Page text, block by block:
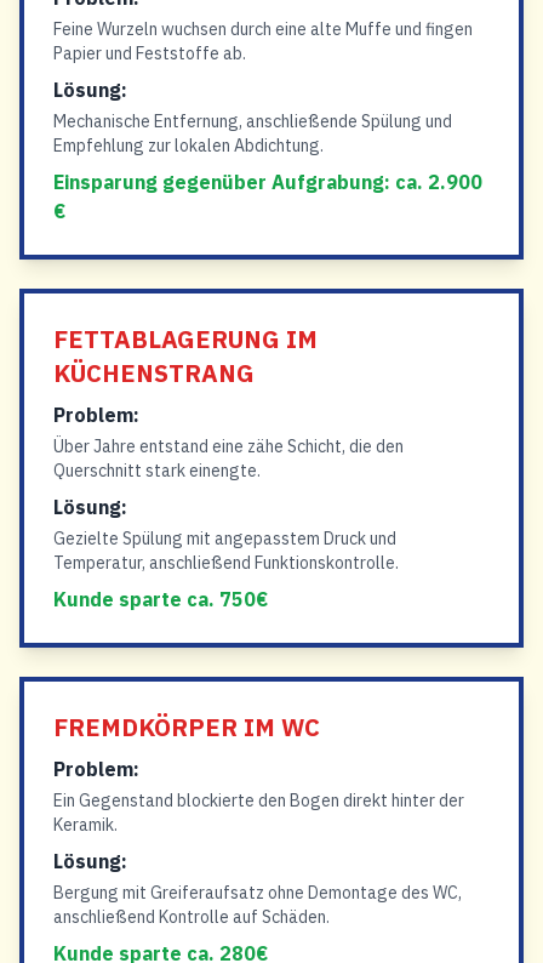
Feine Wurzeln wuchsen durch eine alte Muffe und fingen
Papier und Feststoffe ab.
Lösung:
Mechanische Entfernung, anschließende Spülung und
Empfehlung zur lokalen Abdichtung.
Einsparung gegenüber Aufgrabung: ca. 2.900
€
FETTABLAGERUNG IM
KÜCHENSTRANG
Problem:
Über Jahre entstand eine zähe Schicht, die den
Querschnitt stark einengte.
Lösung:
Gezielte Spülung mit angepasstem Druck und
Temperatur, anschließend Funktionskontrolle.
Kunde sparte ca. 750€
FREMDKÖRPER IM WC
Problem:
Ein Gegenstand blockierte den Bogen direkt hinter der
Keramik.
Lösung:
Bergung mit Greiferaufsatz ohne Demontage des WC,
anschließend Kontrolle auf Schäden.
Kunde sparte ca. 280€